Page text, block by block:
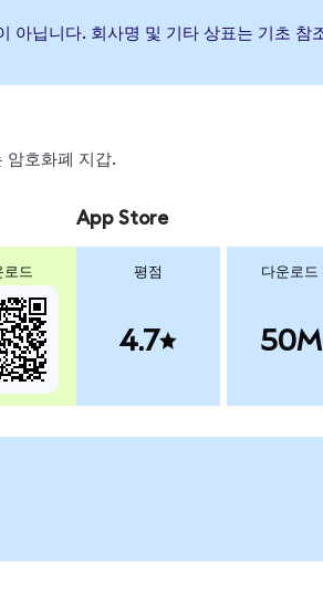
닙니다. 회사명 및 기타 상표는 기초 참
암호화폐 지갑.
로드
App Store
평점
4.7
다운로드